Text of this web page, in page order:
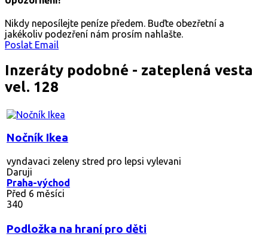
Nikdy neposílejte peníze předem. Buďte obezřetní a
jakékoliv podezření nám prosím nahlašte.
Poslat Email
Inzeráty podobné - zateplená vesta
vel. 128
Nočník Ikea
vyndavaci zeleny stred pro lepsi vylevani
Daruji
Praha-východ
Před 6 měsíci
340
Podložka na hraní pro děti